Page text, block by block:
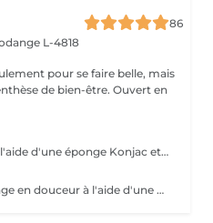
86
L-4818
pour se faire belle, mais
de bien-être. Ouvert en
Nettoyage doux et purifiant à l'aide d'une éponge Konjac et d'un savon surgras, suivi de l'application d'un soin de jour repulpant et régénérant aux notes fraîches de feuilles de Figuier. Un massage relaxant du contour des yeux vient raviver l'éclat naturel du regard. Peau fraîche, lumineuse et reposée. 30´ min Éponge Konjac offerte
Ce soin débute par un nettoyage en douceur à l'aide d'une éponge Konjac associée à un savon surgras, pour purifier la peau tout en respectant son équilibre. Un bain de vapeur et une extraction ciblée des points noirs permet ensuite d'affiner le grain de peau et de révéler un teint plus net. Le rituel se poursuit par un massage relaxant avec une crème de jour à base de figues de barbarie, reconnue pour ses propriétés hydratantes et régénérantes. Le contour des yeux est sublimé grâce à l'application d'un sérum spécifique, pour un regard reposé et lumineux. Le soin se termine par l'application d'un masque adapté à votre type de peau. 45'min 69,90€